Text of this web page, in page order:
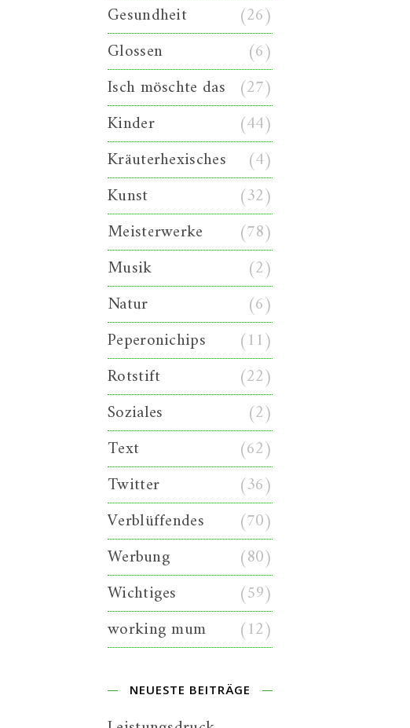
Gesundheit
(26)
Glossen
(6)
Isch möschte das (27)
Kinder
(44)
Kräuterhexisches
(4)
Kunst
(32)
Meisterwerke
(78)
Musik
(2)
Natur
(6)
Peperonichips
(11)
Rotstift
(22)
Soziales
(2)
Text
(62)
Twitter
(36)
Verblüffendes
(70)
Werbung
(80)
Wichtiges
(59)
working mum
(12)
NEUESTE BEITRÄGE